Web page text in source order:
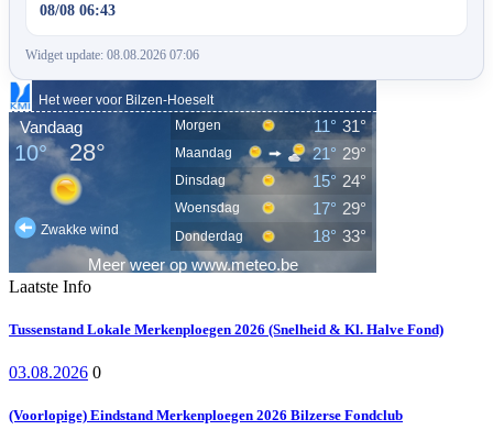
08/08 06:43
Widget update: 08.08.2026 07:06
Laatste Info
Tussenstand Lokale Merkenploegen 2026 (Snelheid & Kl. Halve Fond)
03.08.2026 0
(Voorlopige) Eindstand Merkenploegen 2026 Bilzerse Fondclub